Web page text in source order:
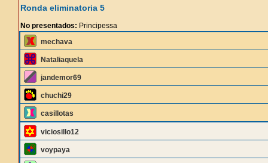
Ronda eliminatoria 5
No presentados: Principessa
mechava
Nataliaquela
jandemor69
chuchi29
casillotas
viciosillo12
voypaya